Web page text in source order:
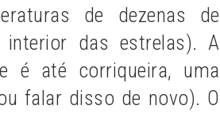
de dezenas de
das estrelas). A
é até corriqueira, uma
falar disso de novo). O